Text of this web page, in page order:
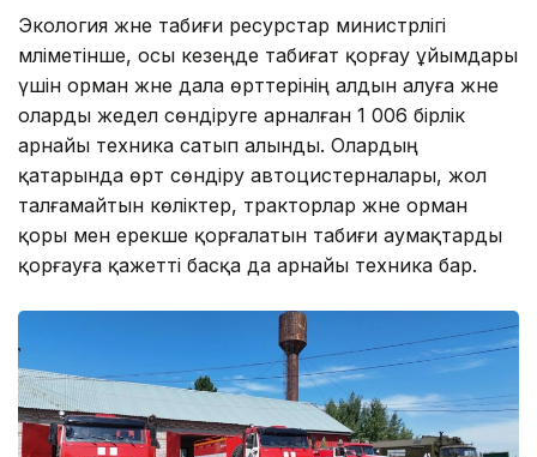
Экология және табиғи ресурстар министрлігі
мәліметінше, осы кезеңде табиғат қорғау ұйымдары
үшін орман және дала өрттерінің алдын алуға және
оларды жедел сөндіруге арналған 1 006 бірлік
арнайы техника сатып алынды. Олардың
қатарында өрт сөндіру автоцистерналары, жол
талғамайтын көліктер, тракторлар және орман
қоры мен ерекше қорғалатын табиғи аумақтарды
қорғауға қажетті басқа да арнайы техника бар.